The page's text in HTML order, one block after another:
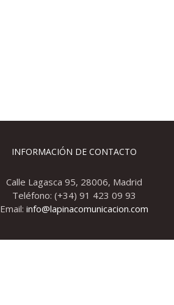
INFORMACIÓN DE CONTACTO
Calle Lagasca 95, 28006, Madrid
Teléfono: (+34) 91 423 09 93
Email: info@lapinacomunicacion.com